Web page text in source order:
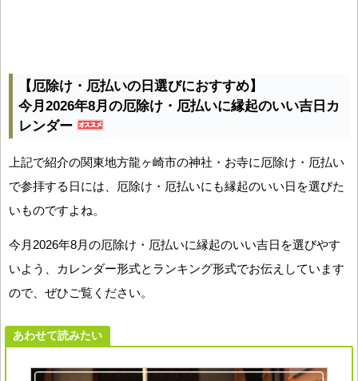
【厄除け・厄払いの日選びにおすすめ】
今月2026年8月の厄除け・厄払いに縁起のいい吉日カ
レンダー
上記で紹介の関東地方龍ヶ崎市の神社・お寺に厄除け・厄払い
で参拝する日には、厄除け・厄払いにも縁起のいい日を選びた
いものですよね。
今月2026年8月の厄除け・厄払いに縁起のいい吉日を選びやす
いよう、カレンダー形式とランキング形式でお伝えしています
ので、ぜひご覧ください。
あわせて読みたい